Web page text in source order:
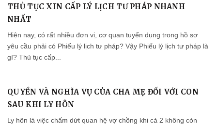
THỦ TỤC XIN CẤP LÝ LỊCH TƯ PHÁP NHANH
NHẤT
Hiện nay, có rất nhiều đơn vị, cơ quan tuyển dụng trong hồ sơ
yêu cầu phải có Phiếu lý lịch tư pháp? Vậy Phiếu lý lịch tư pháp là
gì? Thủ tục cấp...
QUYỀN VÀ NGHĨA VỤ CỦA CHA MẸ ĐỐI VỚI CON
SAU KHI LY HÔN
Ly hôn là việc chấm dứt quan hệ vợ chồng khi cả 2 không còn